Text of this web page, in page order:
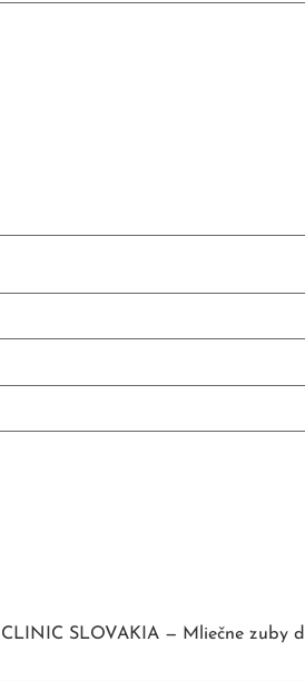
SLOVAKIA — Mliečne zuby